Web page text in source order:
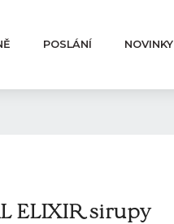
POSLÁNÍ NOVINKY
ELIXIR sirupy